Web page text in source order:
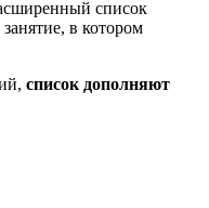
список
в котором
список дополняют